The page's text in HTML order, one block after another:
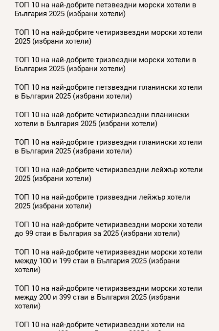
ТОП 10 на най-добрите петзвездни морски хотели в
България 2025 (избрани хотели)
ТОП 10 на най-добрите четиризвездни морски хотели
2025 (избрани хотели)
ТОП 10 на най-добрите тризвездни морски хотели в
България 2025 (избрани хотели)
ТОП 10 на най-добрите петзвездни планински хотели
в България 2025 (избрани хотели)
ТОП 10 на най-добрите четиризвездни планински
хотели в България 2025 (избрани хотели)
ТОП 10 на най-добрите тризвездни планински хотели
в България 2025 (избрани хотели)
ТОП 10 на най-добрите четиризвездни лейжър хотели
2025 (избрани хотели)
ТОП 10 на най-добрите тризвездни лейжър хотели
2025 (избрани хотели)
ТОП 10 на най-добрите четиризвездни морски хотели
до 99 стаи в България за 2025 (избрани хотели)
ТОП 10 на най-добрите четиризвездни морски хотели
между 100 и 199 стаи в България 2025 (избрани
хотели)
ТОП 10 на най-добрите четиризвездни морски хотели
между 200 и 399 стаи в България 2025 (избрани
хотели)
ТОП 10 на най-добрите четиризвездни хотели на